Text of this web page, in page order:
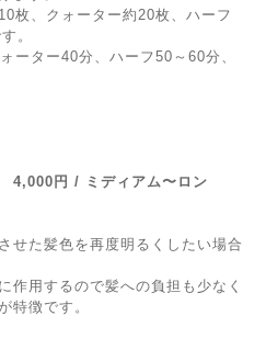
枚、クォーター約20枚、ハーフ
。
ーター40分、ハーフ50～60分、
円 / ミディアム〜ロン
せた髪色を再度明るくしたい場合
作用するので髪への負担も少なく
特徴です。